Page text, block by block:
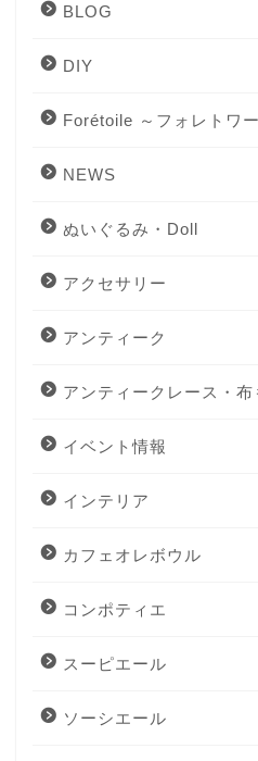
BLOG
DIY
Forétoile ～フォレトワ
NEWS
ぬいぐるみ・Doll
アクセサリー
アンティーク
アンティークレース・布
イベント情報
インテリア
カフェオレボウル
コンポティエ
スーピエール
ソーシエール